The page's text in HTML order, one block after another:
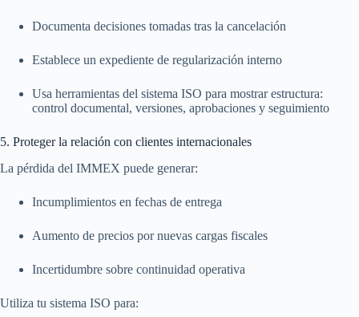
Documenta decisiones tomadas tras la cancelación
Establece un expediente de regularización interno
Usa herramientas del sistema ISO para mostrar estructura:
control documental, versiones, aprobaciones y seguimiento
5. Proteger la relación con clientes internacionales
La pérdida del IMMEX puede generar:
Incumplimientos en fechas de entrega
Aumento de precios por nuevas cargas fiscales
Incertidumbre sobre continuidad operativa
Utiliza tu sistema ISO para: